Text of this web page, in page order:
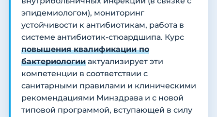
эпидемиологом), мониторинг
устойчивости к антибиотикам, работа в
системе антибиотик-стюардшипа. Курс
повышения квалификации по
бактериологии актуализирует эти
компетенции в соответствии с
санитарными правилами и клиническими
рекомендациями Минздрава и с новой
типовой программой, вступающей в силу